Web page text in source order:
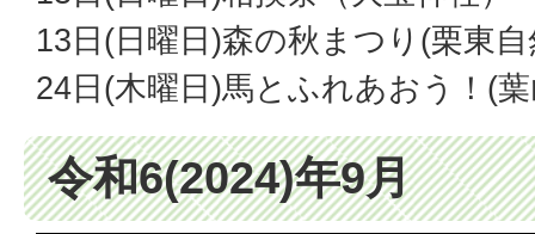
13日(日曜日)森の秋まつり(栗東
24日(木曜日)馬とふれあおう！(
令和6(2024)年9月